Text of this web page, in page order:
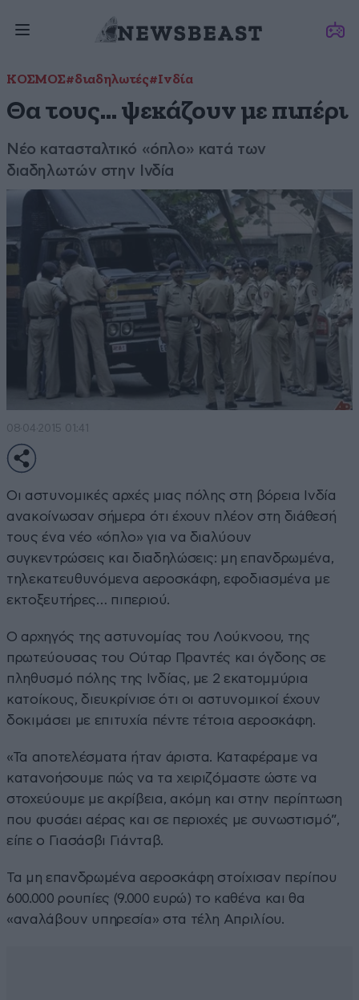
ΚΟΣΜΟΣ#διαδηλωτές#Ινδία
Θα τους… ψεκάζουν με πιπέρι
Νέο κατασταλτικό «όπλο» κατά των
διαδηλωτών στην Ινδία
08·04·2015 01:41
Οι αστυνομικές αρχές μιας πόλης στη βόρεια Ινδία
ανακοίνωσαν σήμερα ότι έχουν πλέον στη διάθεσή
τους ένα νέο «όπλο» για να διαλύουν
συγκεντρώσεις και διαδηλώσεις: μη επανδρωμένα,
τηλεκατευθυνόμενα αεροσκάφη, εφοδιασμένα με
εκτοξευτήρες… πιπεριού.
Ο αρχηγός της αστυνομίας του Λούκνοου, της
πρωτεύουσας του Ούταρ Πραντές και όγδοης σε
πληθυσμό πόλης της Ινδίας, με 2 εκατομμύρια
κατοίκους, διευκρίνισε ότι οι αστυνομικοί έχουν
δοκιμάσει με επιτυχία πέντε τέτοια αεροσκάφη.
«Τα αποτελέσματα ήταν άριστα. Καταφέραμε να
κατανοήσουμε πώς να τα χειριζόμαστε ώστε να
στοχεύουμε με ακρίβεια, ακόμη και στην περίπτωση
που φυσάει αέρας και σε περιοχές με συνωστισμό”,
είπε ο Γιασάσβι Γιάνταβ.
Τα μη επανδρωμένα αεροσκάφη στοίχισαν περίπου
600.000 ρουπίες (9.000 ευρώ) το καθένα και θα
«αναλάβουν υπηρεσία» στα τέλη Απριλίου.